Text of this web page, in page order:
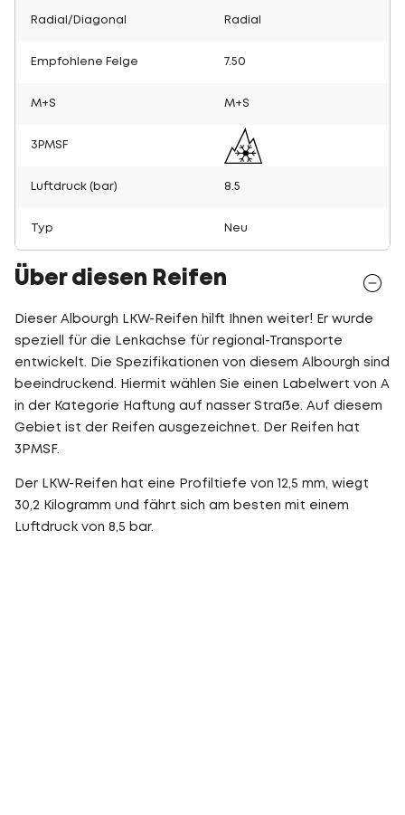
Radial/Diagonal Radial
Empfohlene Felge 7.50
M+S M+S
3PMSF
Luftdruck (bar) 8.5
Typ Neu
Über diesen Reifen
Dieser Albourgh LKW-Reifen hilft Ihnen weiter! Er wurde
speziell für die Lenkachse für regional-Transporte
entwickelt. Die Spezifikationen von diesem Albourgh sind
beeindruckend. Hiermit wählen Sie einen Labelwert von A
in der Kategorie Haftung auf nasser Straße. Auf diesem
Gebiet ist der Reifen ausgezeichnet. Der Reifen hat
3PMSF.
Der LKW-Reifen hat eine Profiltiefe von 12,5 mm, wiegt
30,2 Kilogramm und fährt sich am besten mit einem
Luftdruck von 8,5 bar.